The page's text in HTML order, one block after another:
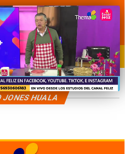
DEPORTES
JONES HUALA